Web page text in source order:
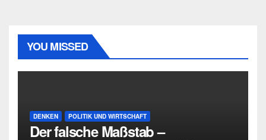
YOU MISSED
DENKEN POLITIK UND WIRTSCHAFT
Der falsche Maßstab –